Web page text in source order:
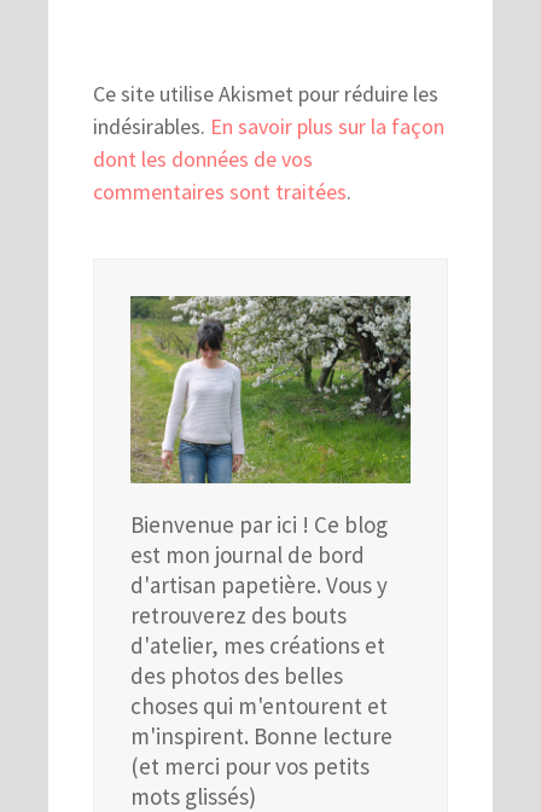
Ce site utilise Akismet pour réduire les
indésirables. En savoir plus sur la façon
dont les données de vos
commentaires sont traitées.
Bienvenue par ici ! Ce blog
est mon journal de bord
d'artisan papetière. Vous y
retrouverez des bouts
d'atelier, mes créations et
des photos des belles
choses qui m'entourent et
m'inspirent. Bonne lecture
(et merci pour vos petits
mots glissés)